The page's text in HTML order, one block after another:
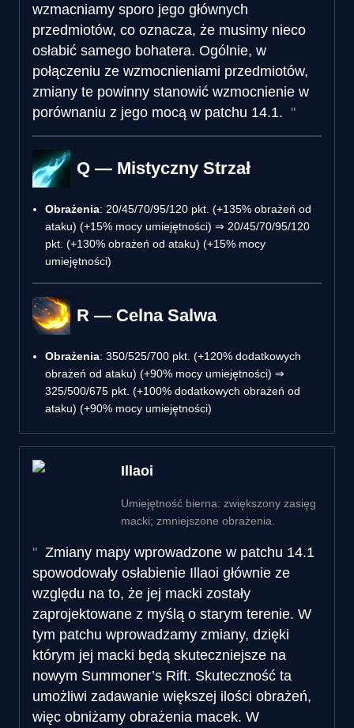
wzmacniamy sporo jego głównych
przedmiotów, co oznacza, że musimy nieco
osłabić samego bohatera. Ogólnie, w
połączeniu ze wzmocnieniami przedmiotów,
zmiany te powinny stanowić wzmocnienie w
porównaniu z jego mocą w patchu 14.1.
Q — Mistyczny Strzał
Obrażenia: 20/45/70/95/120 pkt. (+135% obrażeń od
ataku) (+15% mocy umiejętności) ⇒ 20/45/70/95/120
pkt. (+130% obrażeń od ataku) (+15% mocy
umiejętności)
R — Celna Salwa
Obrażenia: 350/525/700 pkt. (+120% dodatkowych
obrażeń od ataku) (+90% mocy umiejętności) ⇒
325/500/675 pkt. (+100% dodatkowych obrażeń od
ataku) (+90% mocy umiejętności)
Illaoi
Umiejętność bierna: zwiększony zasięg
macki; zmniejszone obrażenia.
Zmiany mapy wprowadzone w patchu 14.1
spowodowały osłabienie Illaoi głównie ze
względu na to, że jej macki zostały
zaprojektowane z myślą o starym terenie. W
tym patchu wprowadzamy zmiany, dzięki
którym jej macki będą skuteczniejsze na
nowym Summoner’s Rift. Skuteczność ta
umożliwi zadawanie większej ilości obrażeń,
więc obniżamy obrażenia macek. W